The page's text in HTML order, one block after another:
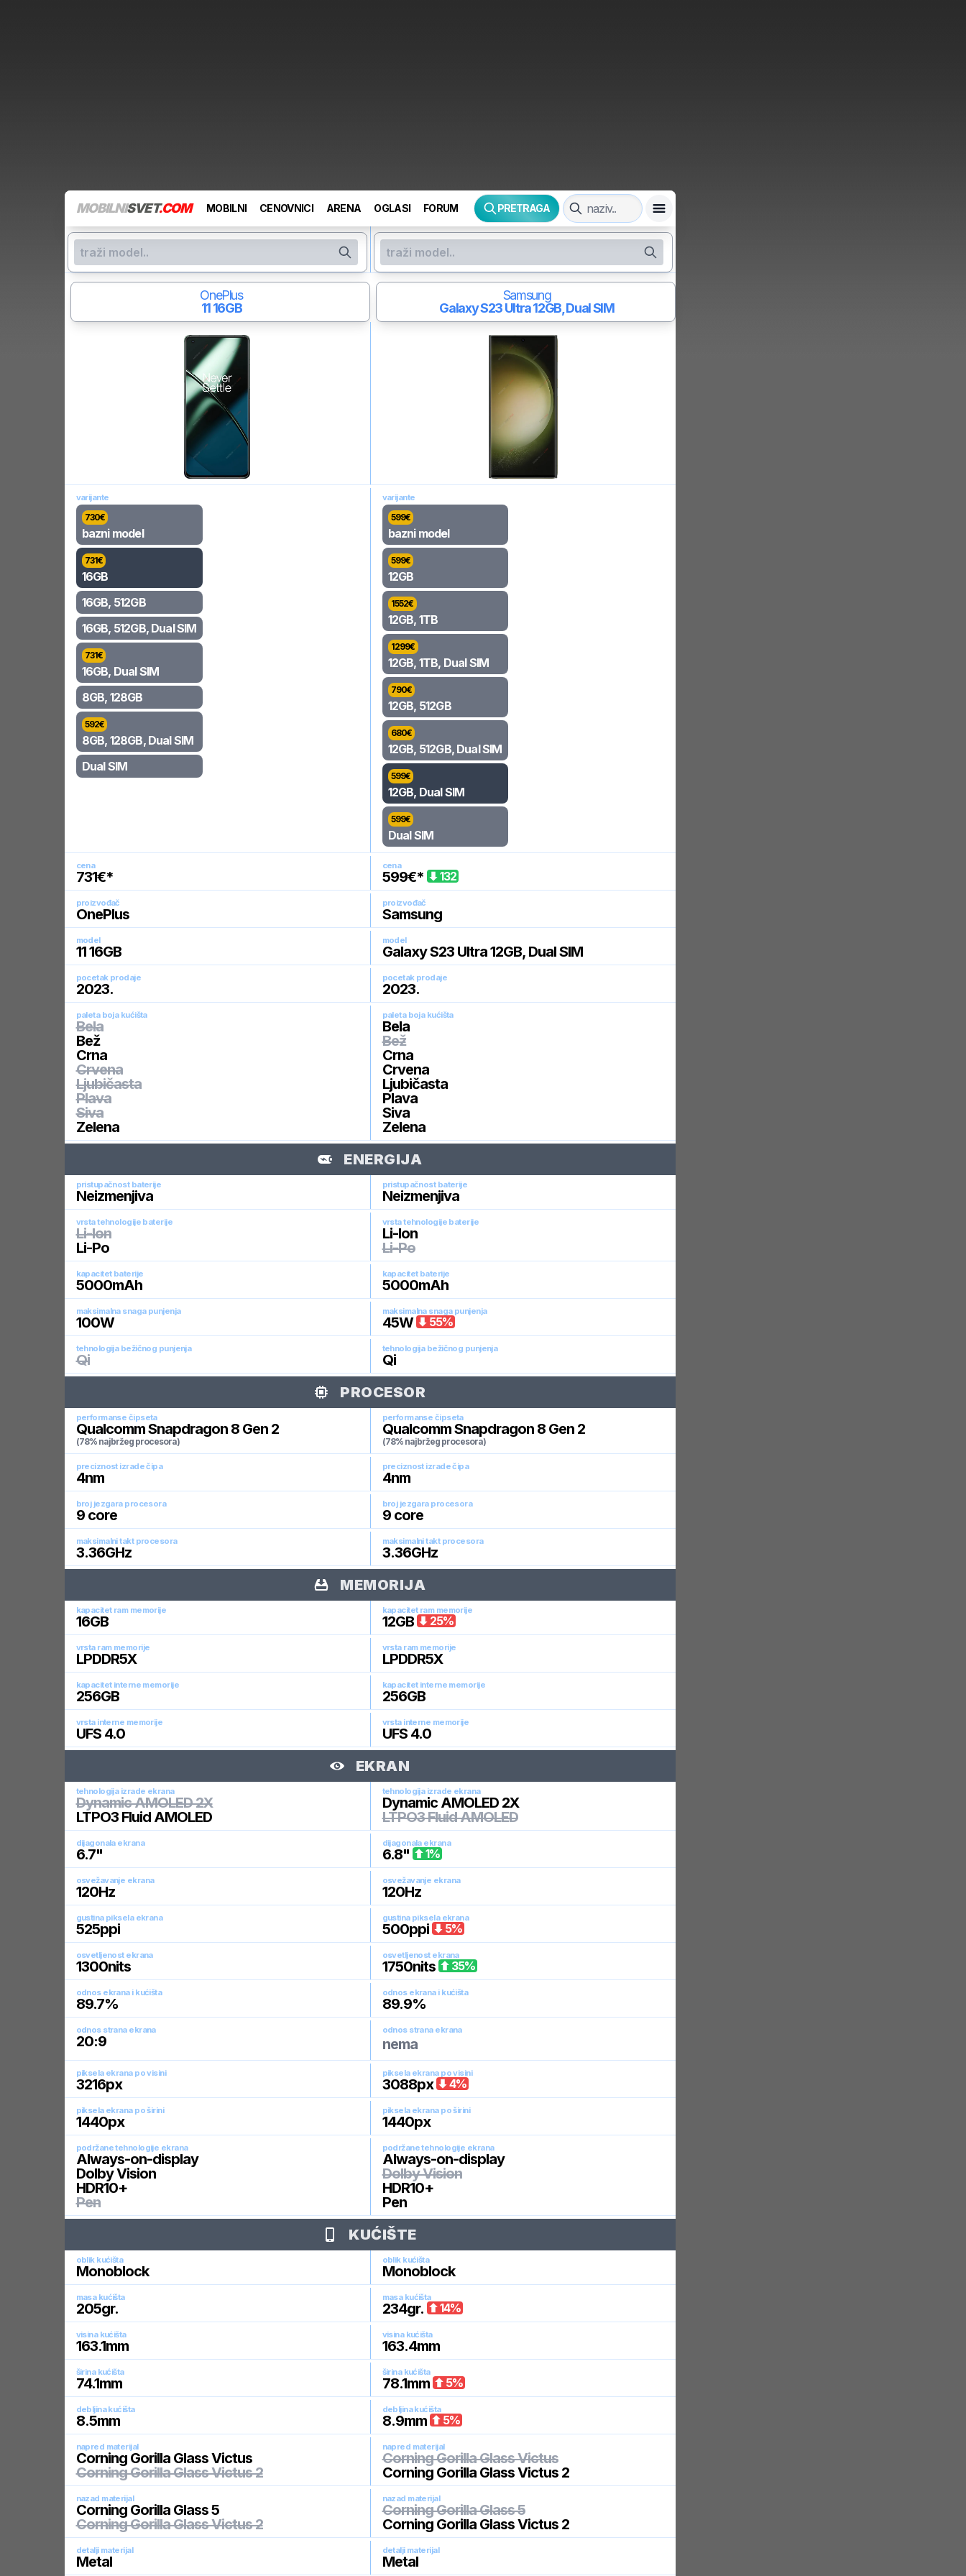
MOBILNISVET.COM MOBILNI CENOVNICI ARENA OGLASI FORUM PRETRAGA
OnePlus
1116GB
Samsung
Galaxy S23 Ultra12GB, Dual SIM
varijante
730€
bazni model
731€
16GB
16GB, 512GB
16GB, 512GB, Dual SIM
731€
16GB, Dual SIM
8GB, 128GB
592€
8GB, 128GB, Dual SIM
Dual SIM
varijante
599€
bazni model
599€
12GB
1552€
12GB, 1TB
1299€
12GB, 1TB, Dual SIM
790€
12GB, 512GB
680€
12GB, 512GB, Dual SIM
599€
12GB, Dual SIM
599€
Dual SIM
cena
731€*
cena
599€* 132
proizvođač
OnePlus
proizvođač
Samsung
model
11 16GB
model
Galaxy S23 Ultra 12GB, Dual SIM
pocetak prodaje
2023.
pocetak prodaje
2023.
paleta boja kućišta
Bela
Bež
Crna
Crvena
Ljubičasta
Plava
Siva
Zelena
paleta boja kućišta
Bela
Bež
Crna
Crvena
Ljubičasta
Plava
Siva
Zelena
ENERGIJA
pristupačnost baterije
Neizmenjiva
pristupačnost baterije
Neizmenjiva
vrsta tehnologije baterije
Li-Ion
Li-Po
vrsta tehnologije baterije
Li-Ion
Li-Po
kapacitet baterije
5000mAh
kapacitet baterije
5000mAh
maksimalna snaga punjenja
100W
maksimalna snaga punjenja
45W 55%
tehnologija bežičnog punjenja
Qi
tehnologija bežičnog punjenja
Qi
PROCESOR
performanse čipseta
Qualcomm Snapdragon 8 Gen 2
(78% najbržeg procesora)
performanse čipseta
Qualcomm Snapdragon 8 Gen 2
(78% najbržeg procesora)
preciznost izrade čipa
4nm
preciznost izrade čipa
4nm
broj jezgara procesora
9core
broj jezgara procesora
9core
maksimalni takt procesora
3.36GHz
maksimalni takt procesora
3.36GHz
MEMORIJA
kapacitet ram memorije
16GB
kapacitet ram memorije
12GB 25%
vrsta ram memorije
LPDDR5X
vrsta ram memorije
LPDDR5X
kapacitet interne memorije
256GB
kapacitet interne memorije
256GB
vrsta interne memorije
UFS 4.0
vrsta interne memorije
UFS 4.0
EKRAN
tehnologija izrade ekrana
Dynamic AMOLED 2X
LTPO3 Fluid AMOLED
tehnologija izrade ekrana
Dynamic AMOLED 2X
LTPO3 Fluid AMOLED
dijagonala ekrana
6.7"
dijagonala ekrana
6.8" 1%
osvežavanje ekrana
120Hz
osvežavanje ekrana
120Hz
gustina piksela ekrana
525ppi
gustina piksela ekrana
500ppi 5%
osvetljenost ekrana
1300nits
osvetljenost ekrana
1750nits 35%
odnos ekrana i kućišta
89.7%
odnos ekrana i kućišta
89.9%
odnos strana ekrana
20:9
odnos strana ekrana
nema
piksela ekrana po visini
3216px
piksela ekrana po visini
3088px 4%
piksela ekrana po širini
1440px
piksela ekrana po širini
1440px
podržane tehnologije ekrana
Always-on-display
Dolby Vision
HDR10+
Pen
podržane tehnologije ekrana
Always-on-display
Dolby Vision
HDR10+
Pen
KUĆIŠTE
oblik kućišta
Monoblock
oblik kućišta
Monoblock
masa kućišta
205gr.
masa kućišta
234gr. 14%
visina kućišta
163.1mm
visina kućišta
163.4mm
širina kućišta
74.1mm
širina kućišta
78.1mm 5%
debljina kućišta
8.5mm
debljina kućišta
8.9mm 5%
napred materijal
Corning Gorilla Glass Victus
Corning Gorilla Glass Victus 2
napred materijal
Corning Gorilla Glass Victus
Corning Gorilla Glass Victus 2
nazad materijal
Corning Gorilla Glass 5
Corning Gorilla Glass Victus 2
nazad materijal
Corning Gorilla Glass 5
Corning Gorilla Glass Victus 2
detalji materijal
Metal
detalji materijal
Metal